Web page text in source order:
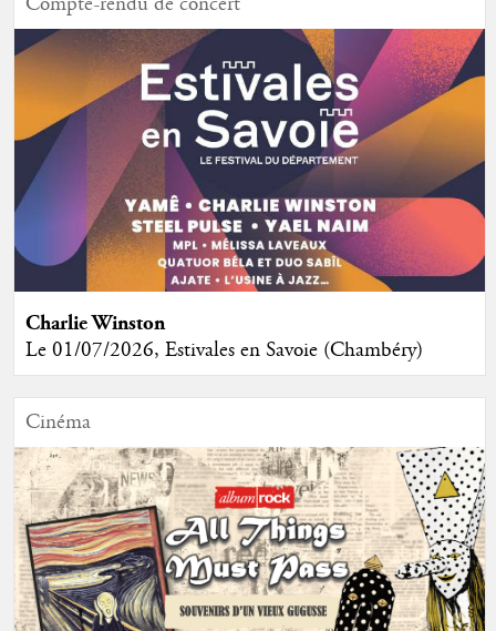
Charlie Winston
Le 01/07/2026, Estivales en Savoie (Chambéry)
Cinéma